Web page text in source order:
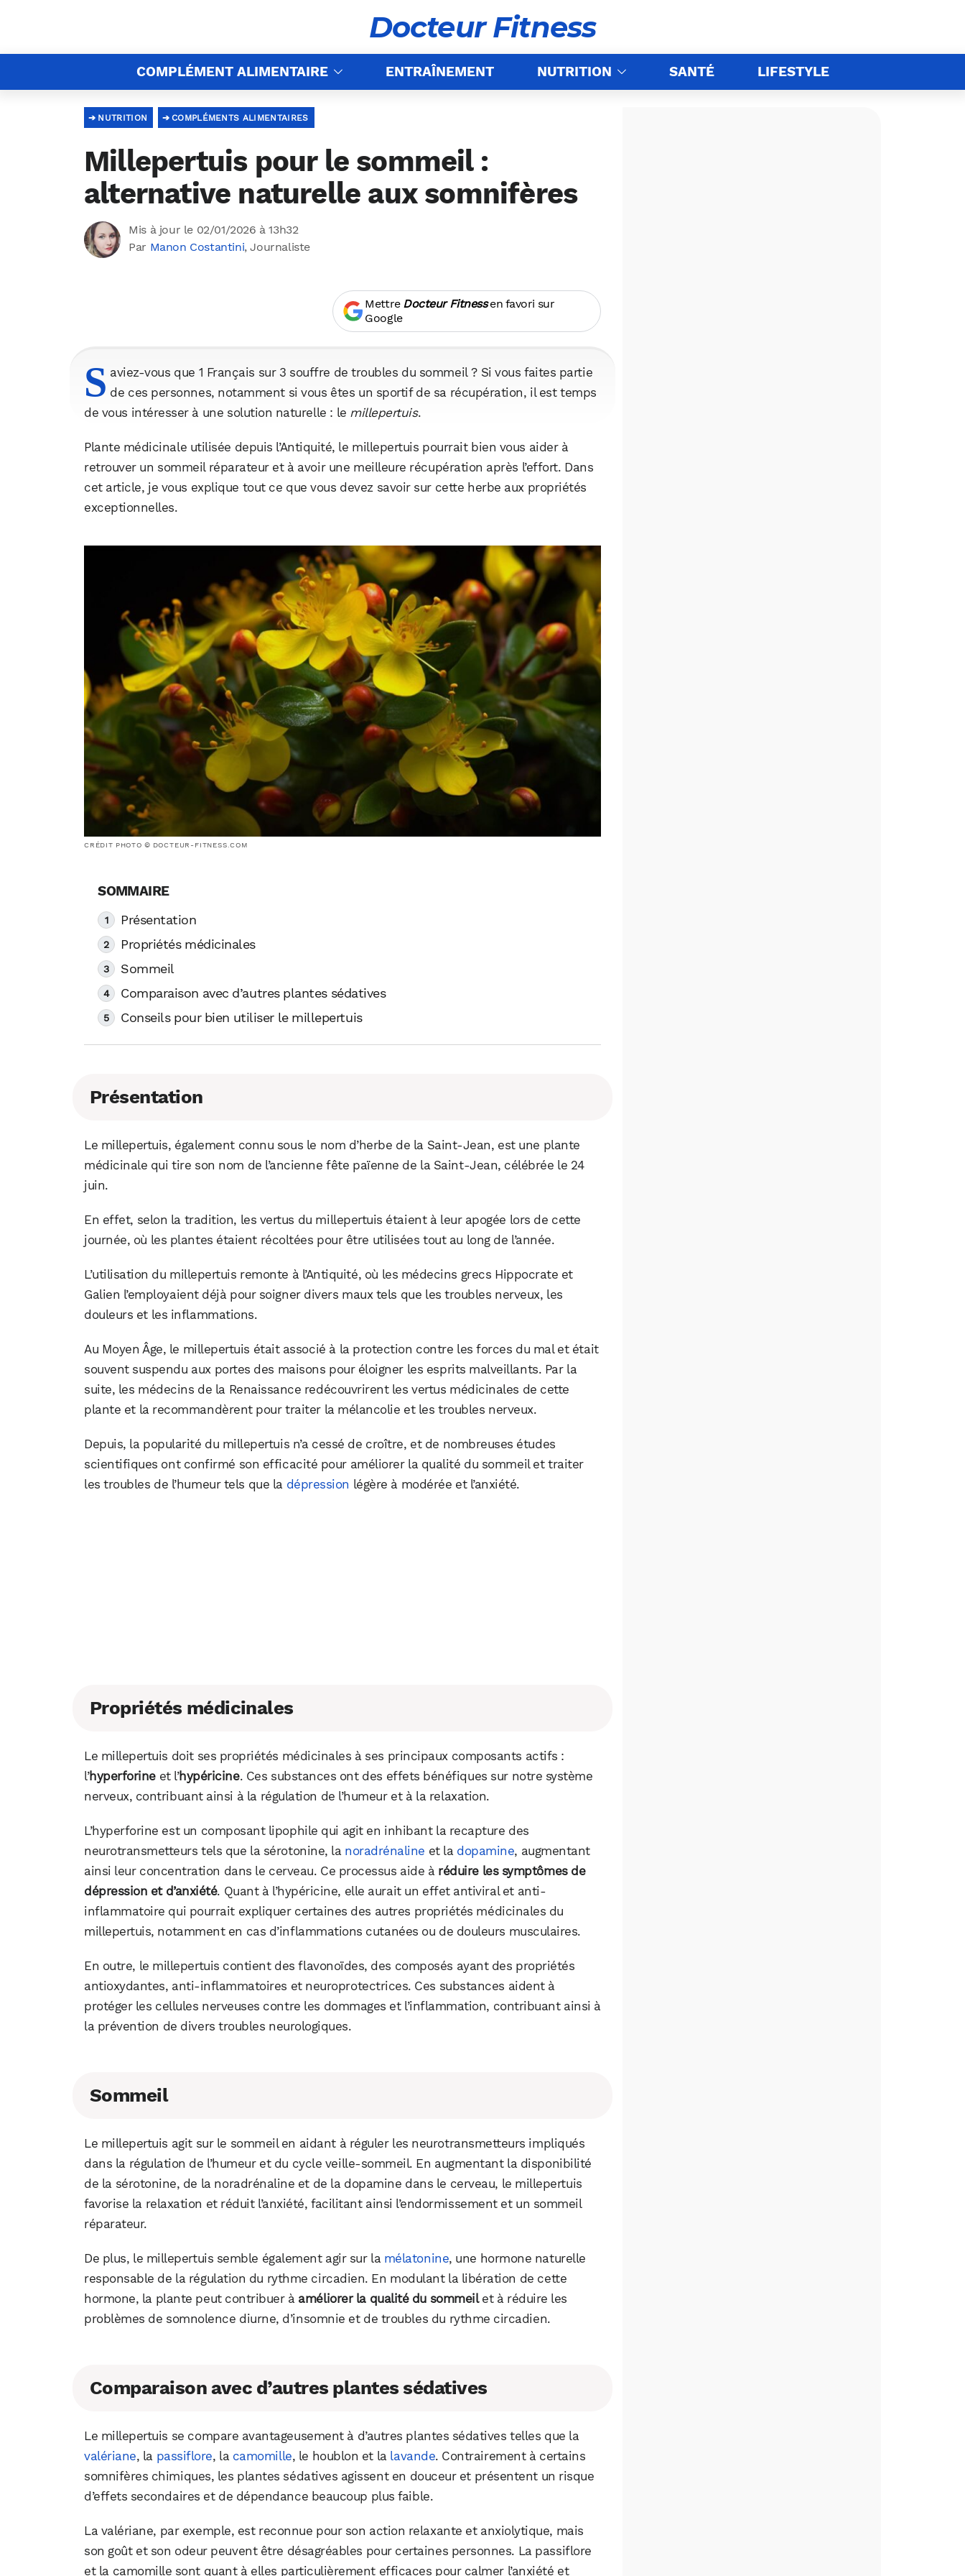
Docteur Fitness
COMPLÉMENT ALIMENTAIRE ENTRAÎNEMENT NUTRITION SANTÉ LIFESTYLE
COMPLÉMENTS ALIMENTAIRES
NUTRITION
Millepertuis pour le sommeil :
alternative naturelle aux somnifères
Mis à jour le 02/01/2026 à 13h32
Par Manon Costantini, Journaliste
Mettre Docteur Fitnessen favori sur
Google
S aviez-vous que 1 Français sur 3 souffre de troubles du sommeil ? Si vous faites partie
de ces personnes, notamment si vous êtes un sportif de sa récupération, il est temps
de vous intéresser à une solution naturelle : le millepertuis.
Plante médicinale utilisée depuis l’Antiquité, le millepertuis pourrait bien vous aider à
retrouver un sommeil réparateur et à avoir une meilleure récupération après l’effort. Dans
cet article, je vous explique tout ce que vous devez savoir sur cette herbe aux propriétés
exceptionnelles.
CRÉDIT PHOTO © DOCTEUR-FITNESS.COM
Présentation
Propriétés médicinales
Sommeil
Comparaison avec d’autres plantes sédatives
Conseils pour bien utiliser le millepertuis
Présentation
Le millepertuis, également connu sous le nom d’herbe de la Saint-Jean, est une plante
médicinale qui tire son nom de l’ancienne fête païenne de la Saint-Jean, célébrée le 24
juin.
En effet, selon la tradition, les vertus du millepertuis étaient à leur apogée lors de cette
journée, où les plantes étaient récoltées pour être utilisées tout au long de l’année.
L’utilisation du millepertuis remonte à l’Antiquité, où les médecins grecs Hippocrate et
Galien l’employaient déjà pour soigner divers maux tels que les troubles nerveux, les
douleurs et les inflammations.
Au Moyen Âge, le millepertuis était associé à la protection contre les forces du mal et était
souvent suspendu aux portes des maisons pour éloigner les esprits malveillants. Par la
suite, les médecins de la Renaissance redécouvrirent les vertus médicinales de cette
plante et la recommandèrent pour traiter la mélancolie et les troubles nerveux.
Depuis, la popularité du millepertuis n’a cessé de croître, et de nombreuses études
scientifiques ont confirmé son efficacité pour améliorer la qualité du sommeil et traiter
les troubles de l’humeur tels que la dépression légère à modérée et l’anxiété.
Propriétés médicinales
Le millepertuis doit ses propriétés médicinales à ses principaux composants actifs :
l’hyperforineet l’hypéricine. Ces substances ont des effets bénéfiques sur notre système
nerveux, contribuant ainsi à la régulation de l’humeur et à la relaxation.
L’hyperforine est un composant lipophile qui agit en inhibant la recapture des
neurotransmetteurs tels que la sérotonine, la noradrénaline et la dopamine, augmentant
ainsi leur concentration dans le cerveau. Ce processus aide à réduire les symptômes de
dépression et d’anxiété. Quant à l’hypéricine, elle aurait un effet antiviral et anti-
inflammatoire qui pourrait expliquer certaines des autres propriétés médicinales du
millepertuis, notamment en cas d’inflammations cutanées ou de douleurs musculaires.
En outre, le millepertuis contient des flavonoïdes, des composés ayant des propriétés
antioxydantes, anti-inflammatoires et neuroprotectrices. Ces substances aident à
protéger les cellules nerveuses contre les dommages et l’inflammation, contribuant ainsi à
la prévention de divers troubles neurologiques.
Sommeil
Le millepertuis agit sur le sommeil en aidant à réguler les neurotransmetteurs impliqués
dans la régulation de l’humeur et du cycle veille-sommeil. En augmentant la disponibilité
de la sérotonine, de la noradrénaline et de la dopamine dans le cerveau, le millepertuis
favorise la relaxation et réduit l’anxiété, facilitant ainsi l’endormissement et un sommeil
réparateur.
De plus, le millepertuis semble également agir sur la mélatonine, une hormone naturelle
responsable de la régulation du rythme circadien. En modulant la libération de cette
hormone, la plante peut contribuer à améliorer la qualité du sommeilet à réduire les
problèmes de somnolence diurne, d’insomnie et de troubles du rythme circadien.
Comparaison avec d’autres plantes sédatives
Le millepertuis se compare avantageusement à d’autres plantes sédatives telles que la
valériane, la passiflore, la camomille, le houblon et la lavande. Contrairement à certains
somnifères chimiques, les plantes sédatives agissent en douceur et présentent un risque
d’effets secondaires et de dépendance beaucoup plus faible.
La valériane, par exemple, est reconnue pour son action relaxante et anxiolytique, mais
son goût et son odeur peuvent être désagréables pour certaines personnes. La passiflore
et la camomille sont quant à elles particulièrement efficaces pour calmer l’anxiété et